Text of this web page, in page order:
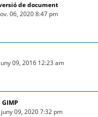
de document
06, 2020 8:47 pm
09, 2016 12:23 am
09, 2020 7:32 pm